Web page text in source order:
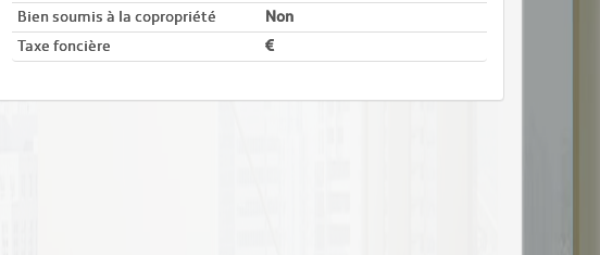
Bien soumis à la copropriété
Non
Taxe foncière